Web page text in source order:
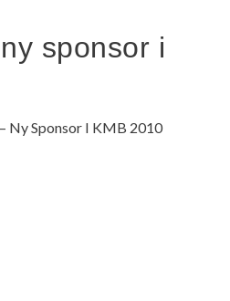
sponsor i
Ny Sponsor I KMB 2010